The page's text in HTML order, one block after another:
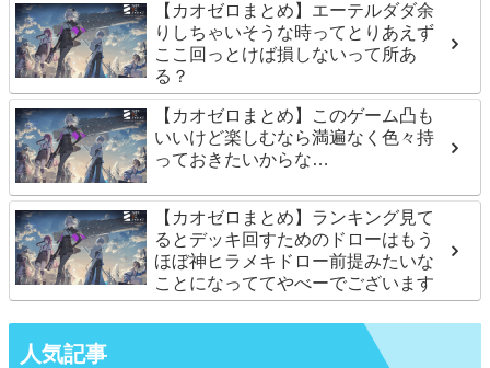
【カオゼロまとめ】エーテルダダ余
りしちゃいそうな時ってとりあえず
ここ回っとけば損しないって所あ
る？
【カオゼロまとめ】このゲーム凸も
いいけど楽しむなら満遍なく色々持
っておきたいからな…
【カオゼロまとめ】ランキング見て
るとデッキ回すためのドローはもう
ほぼ神ヒラメキドロー前提みたいな
ことになっててやべーでございます
人気記事